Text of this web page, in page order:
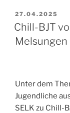
AM
27.04.2025
Chill-BJT
Melsungen
Unter dem
Jugendliche
SELK zu Chill-